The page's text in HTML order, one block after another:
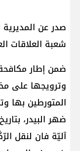
صدر عن
شعبة العلاقات
ضمن إطار
وترويجها على
المتورطين بها
آليّة فان لنقل